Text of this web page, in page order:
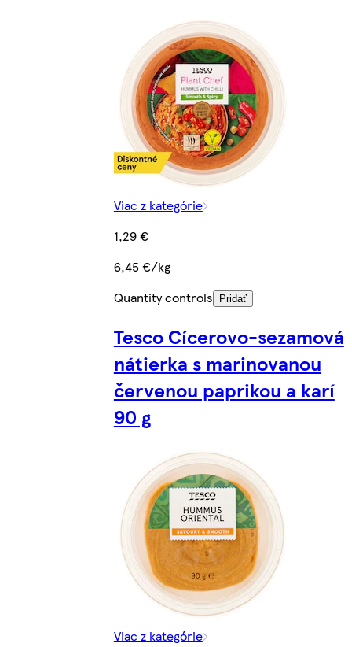
Viac z kategórie
1,29 €
6,45 €/kg
Quantity controls
Pridať
Tesco Cícerovo-sezamová
nátierka s marinovanou
červenou paprikou a karí
90 g
Viac z kategórie